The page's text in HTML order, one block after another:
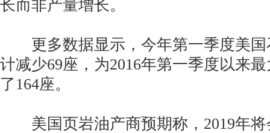
长而非产量增长。
更多数据显示，今年第一季度美国
计减少69座，为2016年第一季度以来
了164座。
美国页岩油产商预期称，2019年将